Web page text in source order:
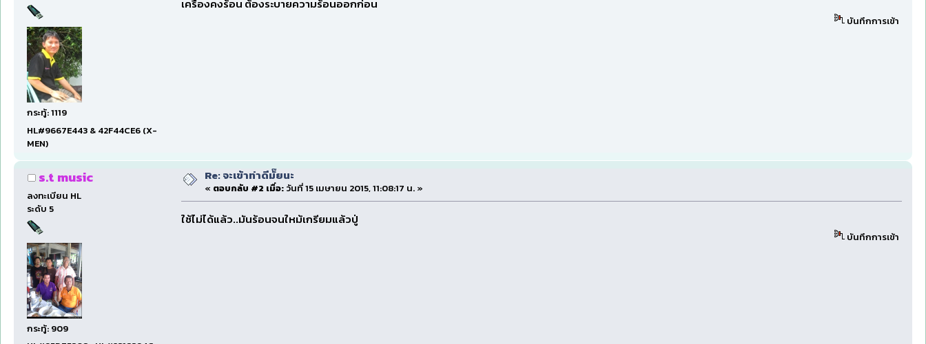
กระทู้: 1119
HL#9667E443 & 42F44CE6 (X-
MEN)
เครื่องคงร้อน ต้องระบายความร้อนออกก่อน
บันทึกการเข้า
s.t music
ลงทะเบียน HL
ระดับ 5
กระทู้: 909
Re: จะเข้าท่าดีมั๊ยนะ
« ตอบกลับ #2 เมื่อ:วันที่ 15 เมษายน 2015, 11:08:17 น. »
ใช้ไม่ได้แล้ว..มันร้อนจนใหม้เกรียมแล้วปู่
บันทึกการเข้า